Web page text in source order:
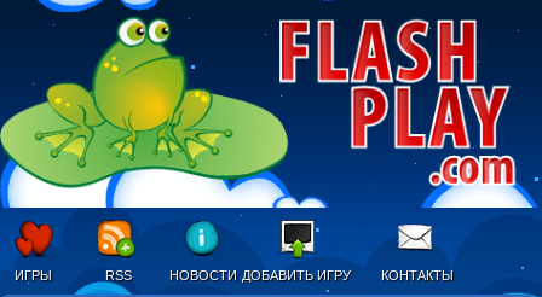
ИГРЫ RSS НОВОСТИ ДОБАВИТЬ ИГРУ КОНТАКТЫ